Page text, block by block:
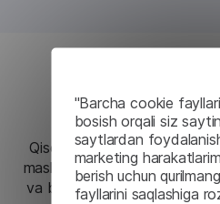
"Barcha cookie
bosish orqali siz
saytlardan
marketing
berish uchun
fayllarini saqlashiga
Qisqa vaqt ichida
mashhur tillarda mashina
va bu auditoriya doirasini